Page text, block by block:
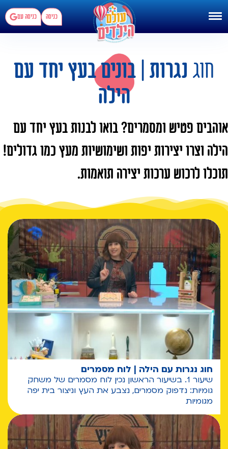
כניסה כניסה עם
חוג נגרות | בונים בעץ יחד עם
הילה
אוהבים פטיש ומסמרים? בואו לבנות בעץ יחד עם
הילה וצרו יצירות יפות ושימושיות מעץ כמו גדולים!
תוכלו לרכוש ערכות יצירה תואמות.
חוג נגרות עם הילה | לוח מסמרים
שיעור 1. בשיעור הראשון נכין לוח מסמרים של משחק
גומיות: נדפוק מסמרים, נצבע את העץ וניצור בית יפה
מגומיות